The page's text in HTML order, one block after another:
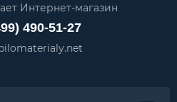
Интернет-магазин
490-51-27